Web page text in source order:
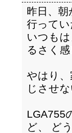
昨日、
行って
いつも
るさく感
やはり
じさせ
LGA755
ど、 ど